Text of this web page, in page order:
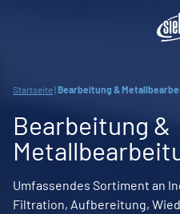
Startseite|Bearbeitung &
Bearbeitung &
Umfassendes Sortiment an
Filtration, Aufbereitung,